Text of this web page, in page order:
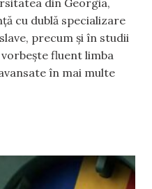
cu dublă specializare
precum și în studii
fluent limba
în mai multe